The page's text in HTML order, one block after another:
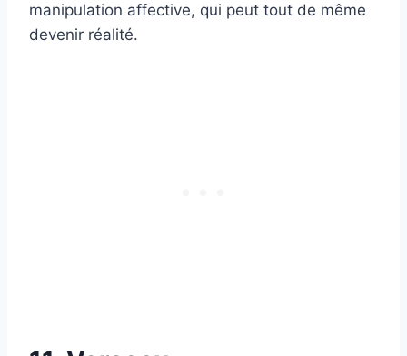
manipulation affective, qui peut tout de même
devenir réalité.